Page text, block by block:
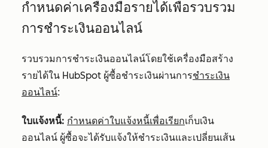
กำหนดค่าเครื่องมือรายได้เพื่อรวบรวม
การชำระเงินออนไลน์
รวบรวมการชำระเงินออนไลน์โดยใช้เครื่องมือสร้าง
รายได้ใน HubSpot ผู้ซื้อชำระเงินผ่านการชำระเงิน
ออนไลน์:
ใบแจ้งหนี้: กำหนดค่าใบแจ้งหนี้เพื่อเรียกเก็บเงิน
ออนไลน์ ผู้ซื้อจะได้รับแจ้งให้ชำระเงินและเปลี่ยนเส้น